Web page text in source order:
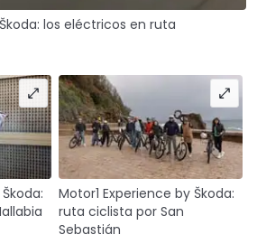
los eléctricos en ruta
Motor1 Experience by Škoda:
ruta ciclista por San
Sebastián